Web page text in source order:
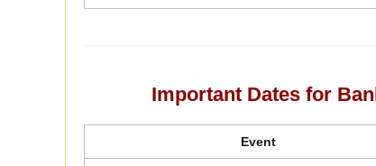
Important Dates for
Event